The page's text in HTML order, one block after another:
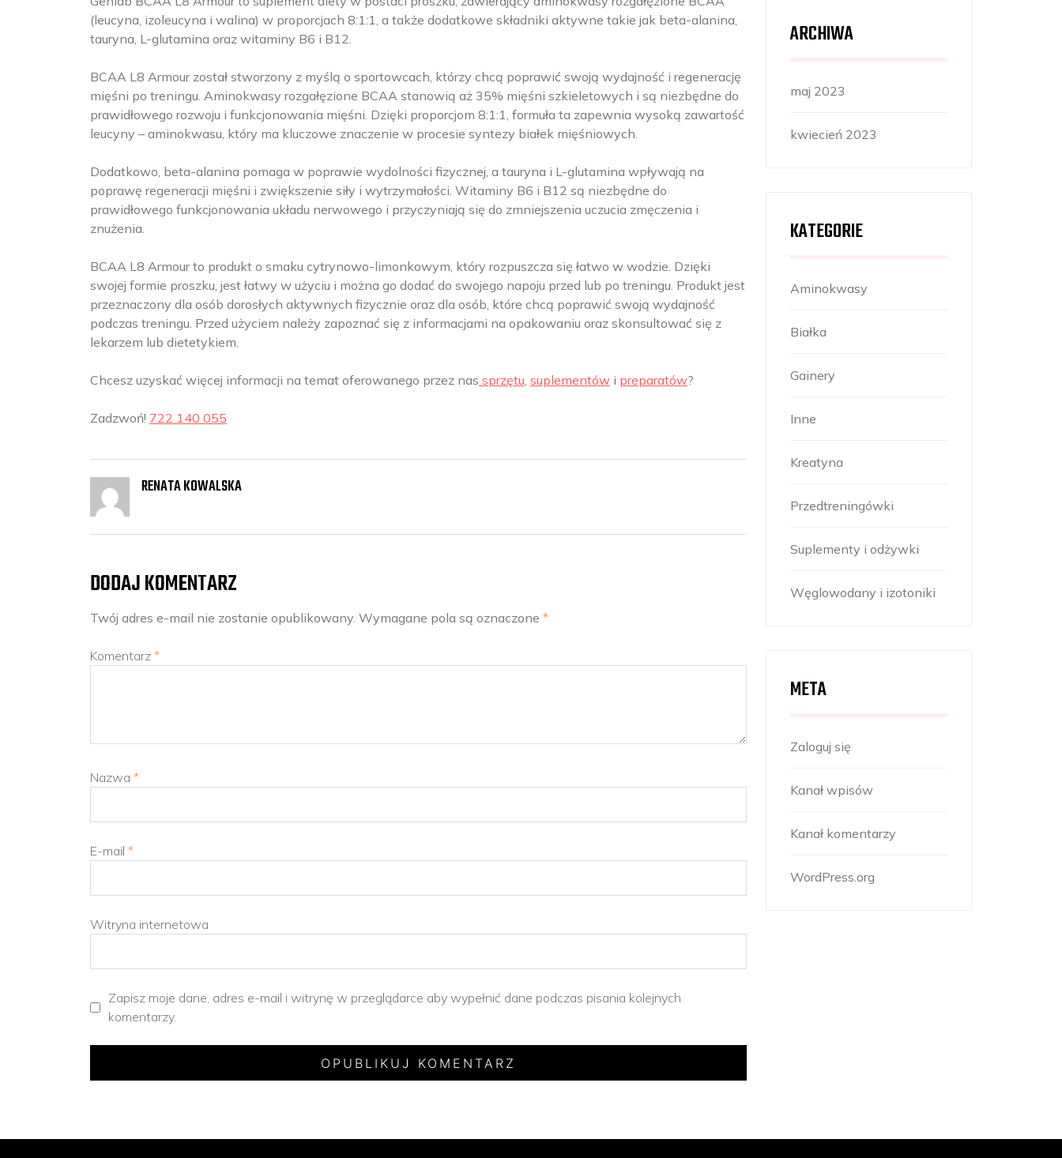
(leucyna, izoleucyna i walina) w proporcjach 8:1:1, a także dodatkowe składniki aktywne takie jak beta-alanina,
tauryna, L-glutamina oraz witaminy B6 i B12.
BCAA L8 Armour został stworzony z myślą o sportowcach, którzy chcą poprawić swoją wydajność i regenerację
mięśni po treningu. Aminokwasy rozgałęzione BCAA stanowią aż 35% mięśni szkieletowych i są niezbędne do
prawidłowego rozwoju i funkcjonowania mięśni. Dzięki proporcjom 8:1:1, formuła ta zapewnia wysoką zawartość
leucyny – aminokwasu, który ma kluczowe znaczenie w procesie syntezy białek mięśniowych.
Dodatkowo, beta-alanina pomaga w poprawie wydolności fizycznej, a tauryna i L-glutamina wpływają na
poprawę regeneracji mięśni i zwiększenie siły i wytrzymałości. Witaminy B6 i B12 są niezbędne do
prawidłowego funkcjonowania układu nerwowego i przyczyniają się do zmniejszenia uczucia zmęczenia i
znużenia.
BCAA L8 Armour to produkt o smaku cytrynowo-limonkowym, który rozpuszcza się łatwo w wodzie. Dzięki
swojej formie proszku, jest łatwy w użyciu i można go dodać do swojego napoju przed lub po treningu. Produkt jest
przeznaczony dla osób dorosłych aktywnych fizycznie oraz dla osób, które chcą poprawić swoją wydajność
podczas treningu. Przed użyciem należy zapoznać się z informacjami na opakowaniu oraz skonsultować się z
lekarzem lub dietetykiem.
Chcesz uzyskać więcej informacji na temat oferowanego przez nas sprzętu, suplementów i preparatów?
Zadzwoń! 722 140 055
RENATA KOWALSKA
DODAJ KOMENTARZ
Twój adres e-mail nie zostanie opublikowany. Wymagane pola są oznaczone *
Komentarz *
Nazwa *
E-mail *
Witryna internetowa
Zapisz moje dane, adres e-mail i witrynę w przeglądarce aby wypełnić dane podczas pisania kolejnych
komentarzy.
ARCHIWA
maj 2023
kwiecień 2023
KATEGORIE
Aminokwasy
Białka
Gainery
Inne
Kreatyna
Przedtreningówki
Suplementy i odżywki
Węglowodany i izotoniki
META
Zaloguj się
Kanał wpisów
Kanał komentarzy
WordPress.org